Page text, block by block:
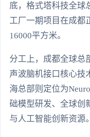
底，格式塔科技全球
工厂一期项目在成都
16000平方米。
分工上，成都全球总
声波脑机接口核心技
海总部则定位为
础模型研发、全球创
与人工智能创新资源。